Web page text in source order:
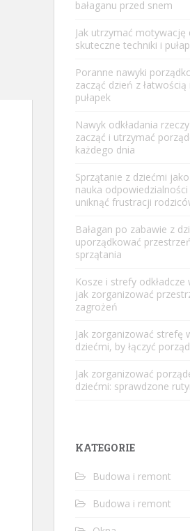
bałaganu przed snem
Jak utrzymać motywację
skuteczne techniki i
Poranne nawyki
zacząć dzień z
pułapek
Nawyk odkładania
zacząć i utrzymać
każdego dnia
Sprzątanie z dziećmi
nauka
uniknąć frustracji
Bałagan po zabawie z
uporządkować
sprzątania
Kosze i strefy
jak zorganizować
zagrożeń
Jak zorganizować strefę
dziećmi, by łączyć
Jak zorganizować
dziećmi: sprawdzone
KATEGORIE
Budowa i remont
Budowa i remont